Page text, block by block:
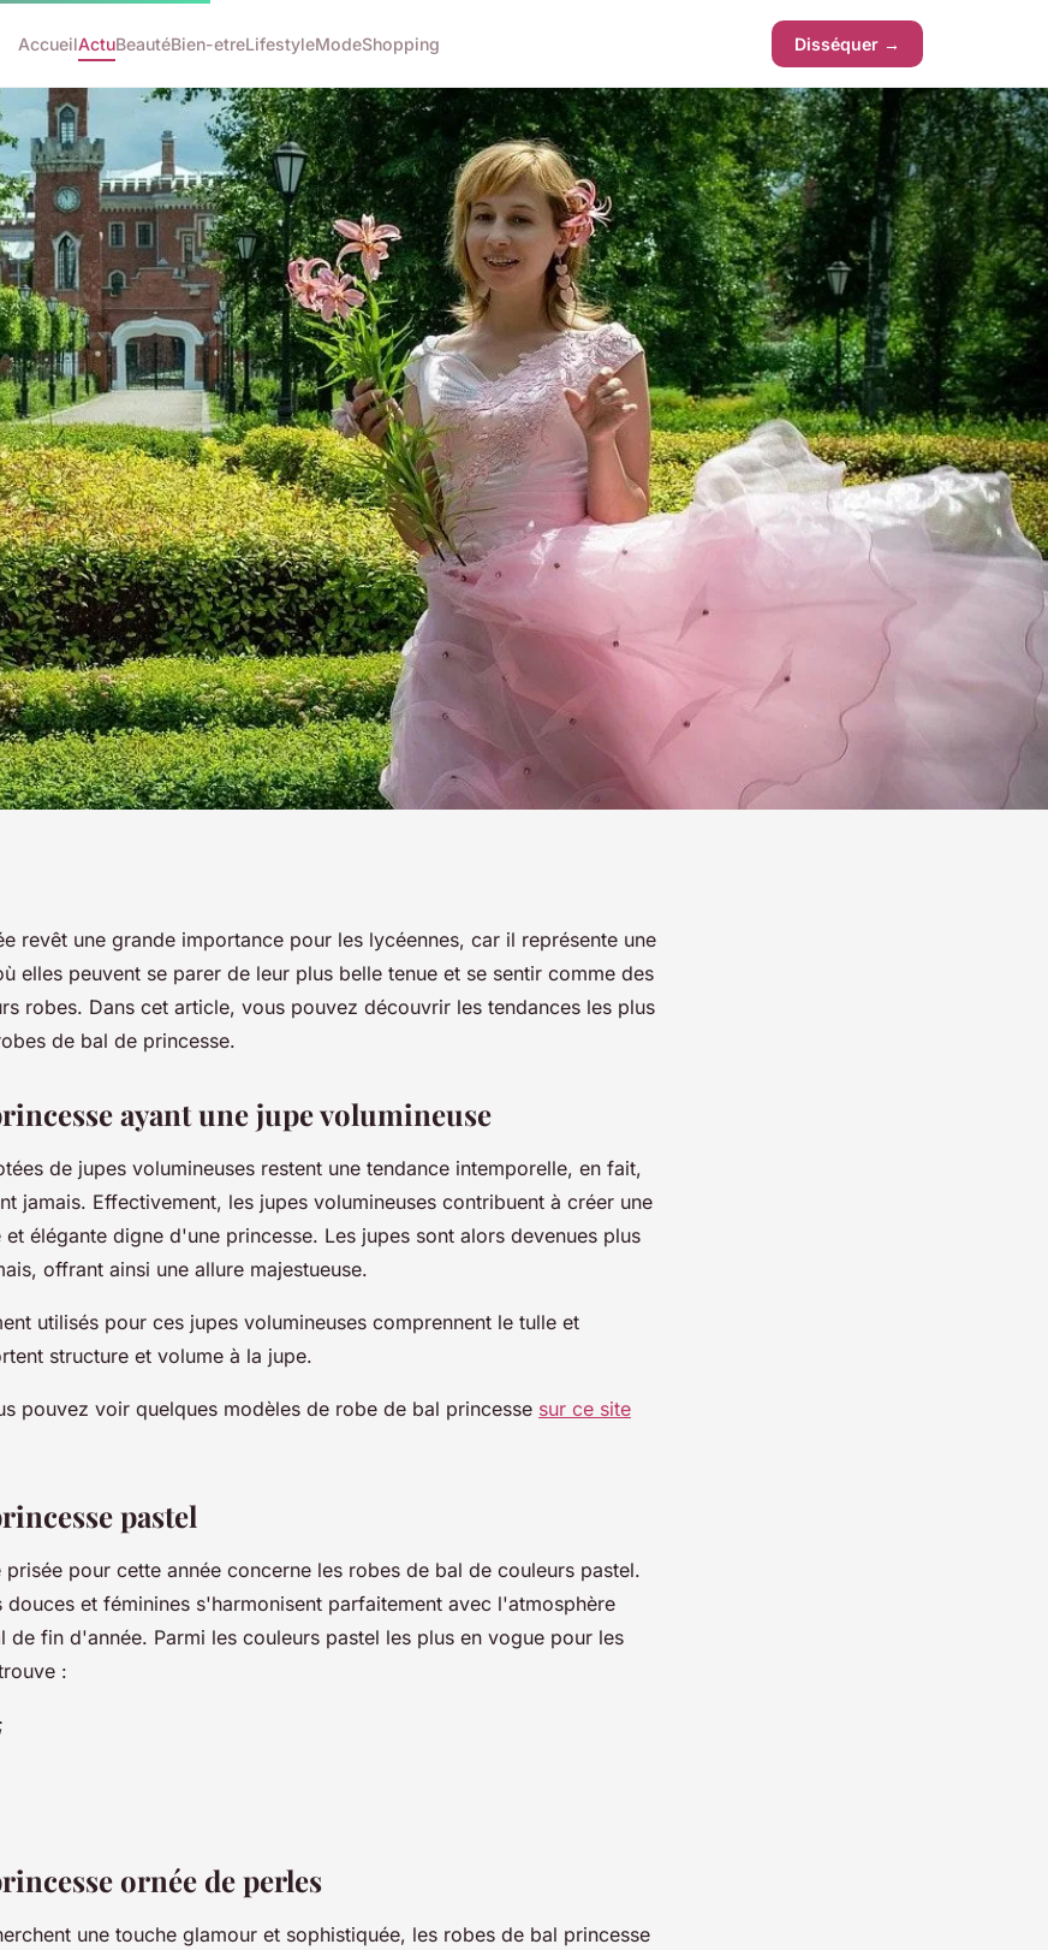
AccueilActuBeautéBien-etreLifestyleModeShopping Disséquer →
tendances
revêt une grande importance pour les lycéennes, car il représente une
elles peuvent se parer de leur plus belle tenue et se sentir comme des
robes. Dans cet article, vous pouvez découvrir les tendances les plus
de bal de princesse.
ayant une jupe volumineuse
de jupes volumineuses restent une tendance intemporelle, en fait,
jamais. Effectivement, les jupes volumineuses contribuent à créer une
et élégante digne d'une princesse. Les jupes sont alors devenues plus
offrant ainsi une allure majestueuse.
utilisés pour ces jupes volumineuses comprennent le tulle et
structure et volume à la jupe.
pouvez voir quelques modèles de robe de bal princesse sur ce site
pastel
prisée pour cette année concerne les robes de bal de couleurs pastel.
douces et féminines s'harmonisent parfaitement avec l'atmosphère
de fin d'année. Parmi les couleurs pastel les plus en vogue pour les
:
ornée de perles
une touche glamour et sophistiquée, les robes de bal princesse